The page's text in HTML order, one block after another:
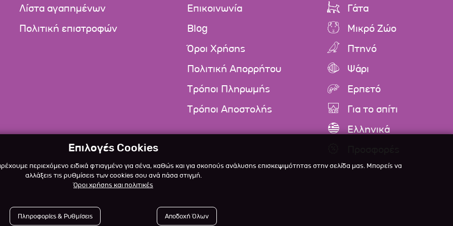
Λίστα αγαπημένων
Πολιτική επιστροφών
Επικοινωνία
Blog
Όροι Χρήσης
Πολιτική Απορρήτου
Τρόποι Πληρωμής
Τρόποι Αποστολής
Γάτα
Μικρό Ζώο
Πτηνό
Ψάρι
Ερπετό
Για το σπίτι
Ελληνικά
Επιλογές Cookies
περιεχόμενο ειδικά φτιαγμένο για σένα, καθώς και για σκοπούς ανάλυσης επισκεψιμότητας στην σελίδα μας. Μπορείς να
αλλάξεις τις ρυθμίσεις των cookies σου ανά πάσα στιγμή.
Όροι χρήσης και πολιτικές
Πληροφορίες & Ρυθμίσεις Αποδοχή Όλων